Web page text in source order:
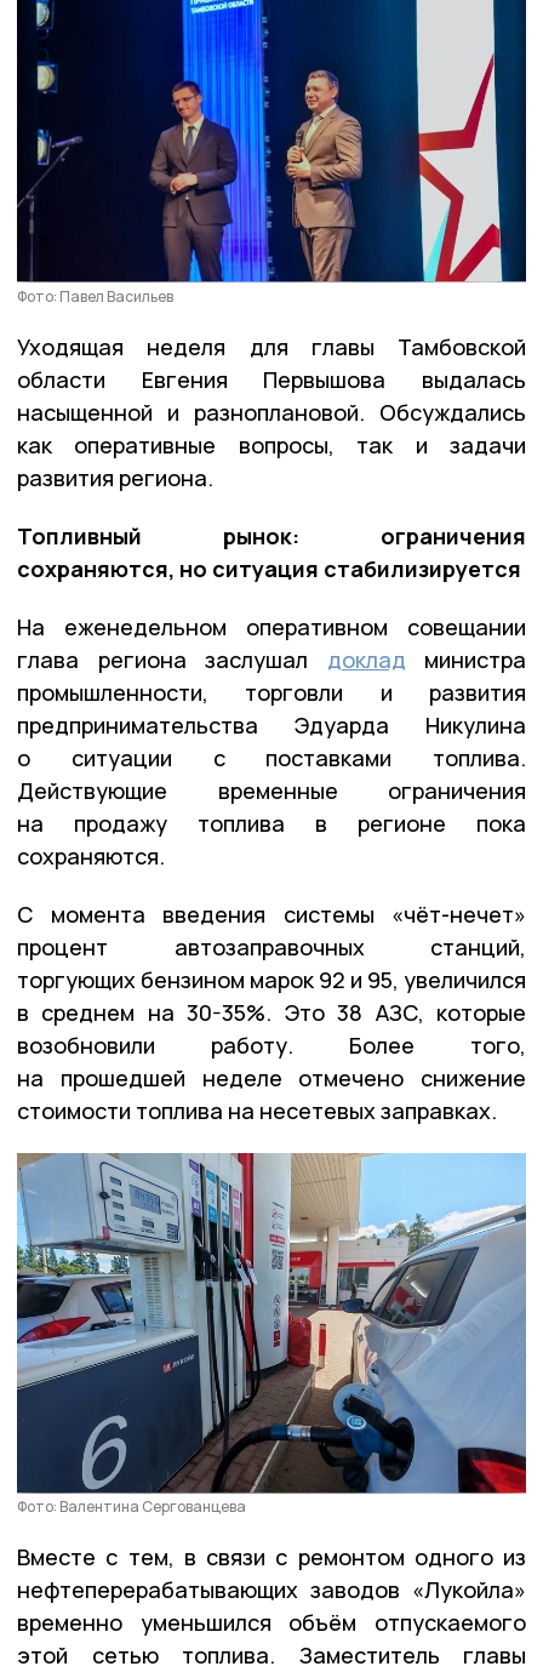
Фото: Павел Васильев
Уходящая неделя для главы Тамбовской
области Евгения Первышова выдалась
насыщенной и разноплановой. Обсуждались
как оперативные вопросы, так и задачи
развития региона.
Топливный рынок: ограничения
сохраняются, но ситуация стабилизируется
На еженедельном оперативном совещании
глава региона заслушал доклад министра
промышленности, торговли и развития
предпринимательства Эдуарда Никулина
о ситуации с поставками топлива.
Действующие временные ограничения
на продажу топлива в регионе пока
сохраняются.
С момента введения системы «чёт-нечет»
процент автозаправочных станций,
торгующих бензином марок 92 и 95, увеличился
в среднем на 30-35%. Это 38 АЗС, которые
возобновили работу. Более того,
на прошедшей неделе отмечено снижение
стоимости топлива на несетевых заправках.
Фото: Валентина Сергованцева
Вместе с тем, в связи с ремонтом одного из
нефтеперерабатывающих заводов «Лукойла»
временно уменьшился объём отпускаемого
этой сетью топлива. Заместитель главы